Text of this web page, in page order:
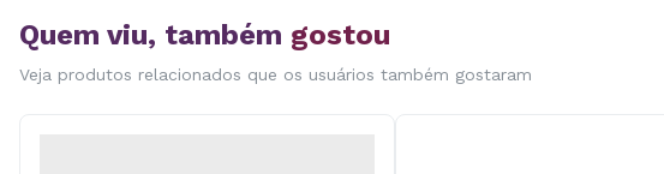
Quem viu, também gostou
Veja produtos relacionados que os usuários também gostaram